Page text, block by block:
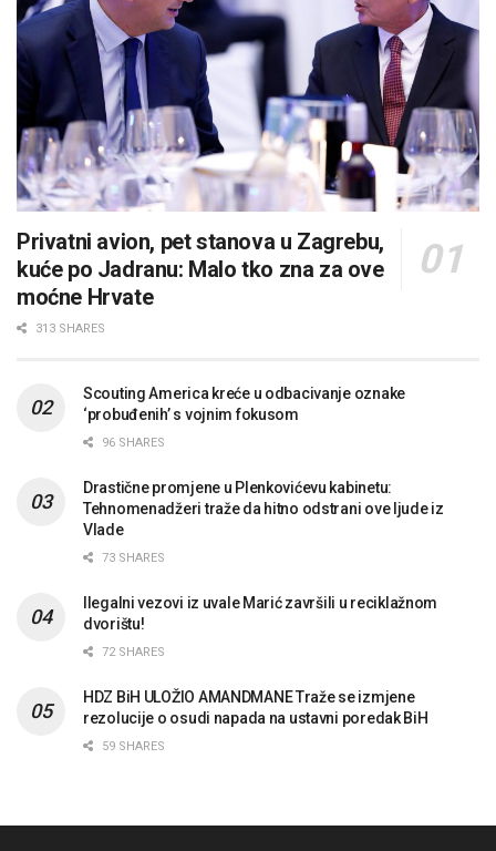
Privatni avion, pet stanova u Zagrebu,
kuće po Jadranu: Malo tko zna za ove
moćne Hrvate
313 SHARES
Scouting America kreće u odbacivanje oznake
‘probuđenih’ s vojnim fokusom
96 SHARES
Drastične promjene u Plenkovićevu kabinetu:
Tehnomenadžeri traže da hitno odstrani ove ljude iz
Vlade
73 SHARES
Ilegalni vezovi iz uvale Marić završili u reciklažnom
dvorištu!
72 SHARES
HDZ BiH ULOŽIO AMANDMANE Traže se izmjene
rezolucije o osudi napada na ustavni poredak BiH
59 SHARES